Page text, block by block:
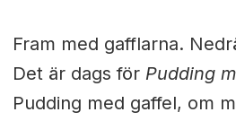
Fram med gafflarna.
Det är dags för Pudding
Pudding med gaffel, om